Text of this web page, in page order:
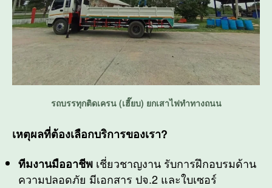
รถบรรทุกติดเครน (เฮี๊ยบ) ยกเสาไฟทำทางถนน
เหตุผลที่ต้องเลือกบริการของเรา?
ทีมงานมืออาชีพ เชี่ยวชาญงาน รับการฝึกอบรมด้าน
ความปลอดภัย มีเอกสาร ปจ.2 และใบเซอร์